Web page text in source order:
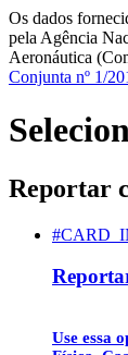
Os dados
pela Agência
Aeronáutica
Conjunta nº 1/
Reportar
Use essa